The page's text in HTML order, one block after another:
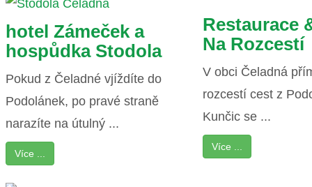
hotel Zámeček a
hospůdka Stodola
Pokud z Čeladné vjíždíte do
Podolánek, po pravé straně
narazíte na útulný ...
Více ...
Restaurace
Na Rozcestí
V obci Čeladná
rozcestí cest z
Kunčic se ...
Více ...